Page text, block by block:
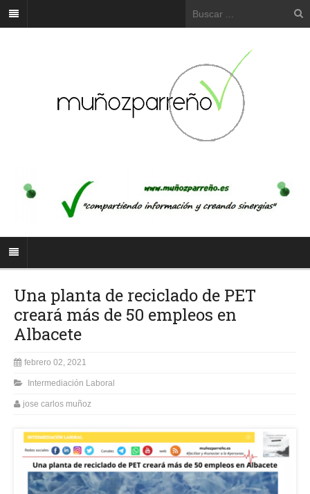
Una planta de reciclado de PET
creará más de 50 empleos en
Albacete
febrero 02, 2021
Intermediación Laboral
jose carlos muñoz